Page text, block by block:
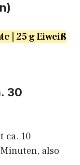
| 25 g Eiweiß
30
ca. 10
also